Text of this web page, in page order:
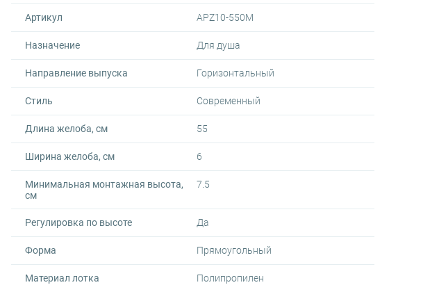
Артикул APZ10-550M
Назначение Для душа
Направление выпуска Горизонтальный
Стиль Современный
Длина желоба, см 55
Ширина желоба, см 6
Минимальная монтажная высота,
см
7.5
Регулировка по высоте Да
Форма Прямоугольный
Материал лотка Полипропилен